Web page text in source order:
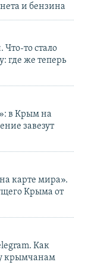
и бензина
то стало
где же теперь
в Крым на
завезут
карте мира».
Крыма от
Как
крымчанам